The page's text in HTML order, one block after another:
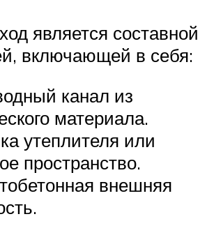
является составной
включающей в себя:
канал из
материала.
утеплителя или
пространство.
внешняя